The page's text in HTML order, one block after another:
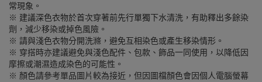
常現象。
※ 建議深色衣物於首次穿著前先行單獨下水清洗，有助釋出多餘染
劑，減少移染或掉色風險。
※ 請與淺色衣物分開洗滌，避免互相染色或產生移染情形。
※ 穿搭時亦建議避免與淺色配件、包款、飾品一同使用，以降低因
摩擦或潮濕造成染色的可能性。
※ 顏色請參考單品圖片較為接近，但因圖檔顏色會因個人電腦螢幕